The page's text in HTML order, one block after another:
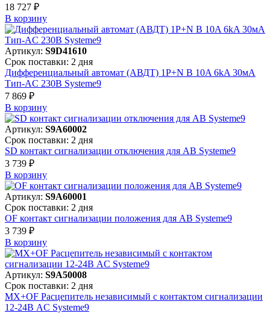
18 727 ₽
В корзинy
Артикул: S9D41610
Срок поставки: 2 дня
Дифференциальный автомат (АВДТ) 1P+N B 10A 6kA 30мА
Тип-AC 230В Systeme9
7 869 ₽
В корзинy
Артикул: S9A60002
Срок поставки: 2 дня
SD контакт сигнализации отключения для АВ Systeme9
3 739 ₽
В корзинy
Артикул: S9A60001
Срок поставки: 2 дня
OF контакт сигнализации положения для АВ Systeme9
3 739 ₽
В корзинy
Артикул: S9A50008
Срок поставки: 2 дня
MX+OF Расцепитель независимый с контактом сигнализации
12-24В AC Systeme9